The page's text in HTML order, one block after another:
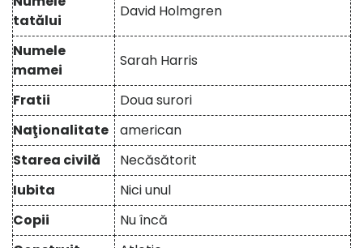
tatălui
David Holmgren
Numele
mamei
Sarah Harris
Fratii
Doua surori
Naţionalitate
american
Starea civilă
Necăsătorit
Iubita
Nici unul
Copii
Nu încă